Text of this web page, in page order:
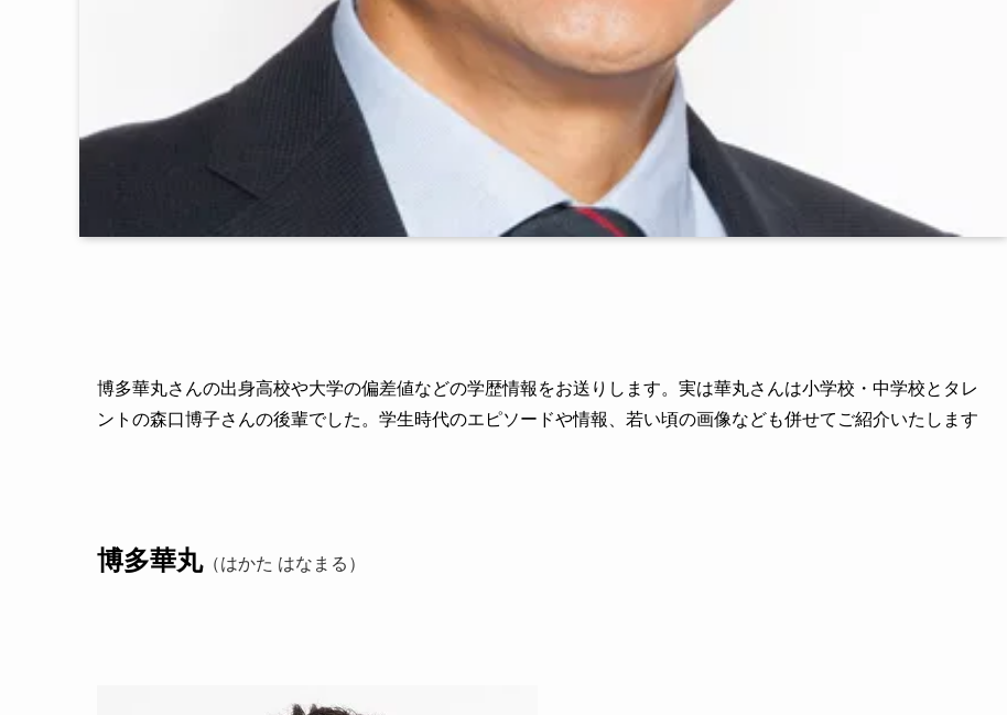
博多華丸さんの出身高校や大学の偏差値などの学歴情報をお送りします。実は華丸さんは小学校・中学校とタレ
ントの森口博子さんの後輩でした。学生時代のエピソードや情報、若い頃の画像なども併せてご紹介いたします
博多華丸（はかた はなまる）